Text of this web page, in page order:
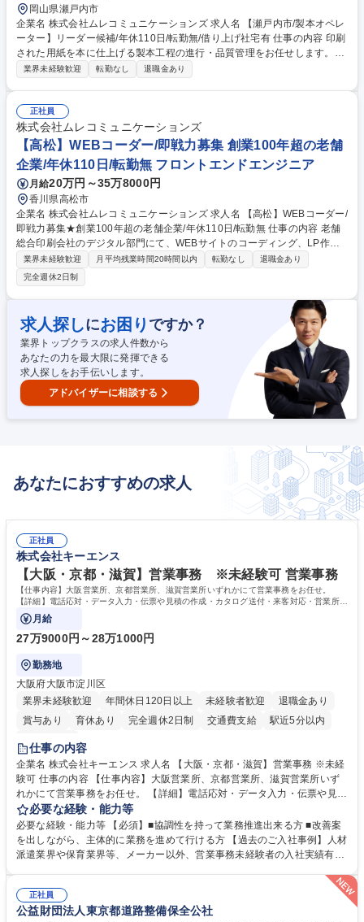
岡山県瀬戸内市
企業名 株式会社ムレコミュニケーションズ 求人名 【瀬戸内市/製本オペレ
ーター】リーダー候補/年休110日/転勤無/借り上げ社宅有 仕事の内容 印刷
された用紙を本に仕上げる製本工程の進行・品質管理をお任せします。1
台の機械を責任者として管理する「一人親方」のような、高い集中力と専
工場内は冷暖房完備！季節を問わず作業に集中できる環境です。 ※むき出
しの紙束を扱うため、手袋の汚れやわずかな折れも見逃さない、品質を守
る大きな責任を伴う仕事です。自分の機械を安定稼働させるミッションを
持つため、正確で慎重な作業が得意な方に最適です。 募集職種 【瀬戸内
市/製本オペレーター】リーダー候補/年休110日/転勤無/借り上げ社宅有
業界未経験歓迎 転勤なし 退職金あり
正社員
株式会社ムレコミュニケーションズ
【高松】WEBコーダー/即戦力募集 創業100年超の老舗
企業/年休110日/転勤無 フロントエンドエンジニア
月給20万円～35万8000円
香川県高松市
企業名 株式会社ムレコミュニケーションズ 求人名 【高松】WEBコーダー/
即戦力募集★創業100年超の老舗企業/年休110日/転勤無 仕事の内容 老舗
総合印刷会社のデジタル部門にて、WEBサイトのコーディング、LP作成
等をお任せします。営業に同行し、初期の打ち合わせ（仕様決定・要件定
義）から参画できる、裁量の大きいエンジニアポジションです。 ■WEBサ
イトのコーディング、チェック、修正、LP作成 ■営業担当に同行しての顧
客打ち合わせ、要件定義、仕様選定 ■Google各種ツールを用いたタグ挿
入、SEOキーワード選定 ■環境：Wordpress、HTML、CSS、PHP、Java
Script ※営業からの依頼に基づき上流から参画。単なる作業にとどまら
ず、顧客折衝など対応力を活かせる環境です。 募集職種 【高松】WEBコ
ーダー/即戦力募集★創業100年超の老舗企業/年休110日/転勤無
業界未経験歓迎 月平均残業時間20時間以内 転勤なし
退職金あり
完全週休2日制
求人探しにお困り ですか？
業界トップクラスの求人件数から
あなたの力を最大限に発揮できる
求人探しをお手伝いします。
アドバイザーに相談する
あなたにおすすめの求人
正社員
株式会社キーエンス
【大阪・京都・滋賀】営業事務 ※未経験可 営業事務
【仕事内容】大阪営業所、京都営業所、滋賀営業所いずれかにて営業事務をお任せ。
【詳細】電話応対・データ入力・伝票や見積の作成・カタログ送付・来客対応・営業所内
で発生する事務業務や業務改善をお任せ。
月給
27万9000円～28万1000円
勤務地
大阪府大阪市淀川区
業界未経験歓迎
年間休日120日以上 未経験者歓迎
退職金あり
賞与あり
育休あり 完全週休2日制 交通費支給
駅近5分以内
土日祝休み
仕事の内容
企業名 株式会社キーエンス 求人名 【大阪・京都・滋賀】営業事務 ※未経
験可 仕事の内容 【仕事内容】大阪営業所、京都営業所、滋賀営業所いず
れかにて営業事務をお任せ。 【詳細】電話応対・データ入力・伝票や見積
の作成・カタログ送付・来客対応・営業所内で発生する事務業務や業務改
善をお任せ。 【教育制度】ご入社後、育成担当とペアになりながらOJTに
て業務を覚えていただくことが可能です。業務システムがきちんと構築さ
れているため、スムーズに仕事に慣れることができる環境です。また、
常に改善を目指す風土のため、安心して業務に取り組んでいただけます。
募集職種 【大阪・京都・滋賀】営業事務 ※未経験可
必要な経験・能力等
必要な経験・能力等 【必須】■協調性を持って業務推進出来る方 ■改善案
を出しながら、主体的に業務を進めて行ける方 【過去のご入社事例】人材
派遣業界や保育業界等、メーカー以外、営業事務未経験者の入社実績有
により、キーエンスの付加価値向上に貢献します。ベースの定型業務に加
えて、お客様や社員の状況に合わせ、能動的なサポート、改善の動きも期
待され。組織を支えるスペシャリストとして、チームに貢献し、結果的に
正社員
公益財団法人東京都道路整備保全公社